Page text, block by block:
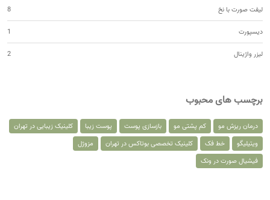
لیفت صورت با نخ 8
دیسپورت 1
لیزر واژینال 2
برچسب های محبوب
درمان ریزش مو کم پشتی مو بازسازی پوست پوست زیبا
کلینیک زیبایی در تهران
ویتیلیگو
خط فک کلینیک تخصصی بوتاکس در تهران
مزوژل
فیشیال صورت در ونک